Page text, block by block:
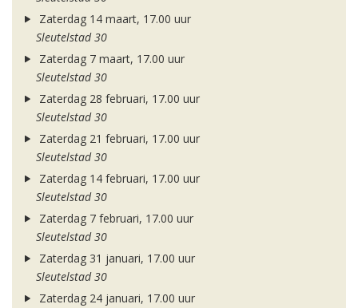
Zaterdag 14 maart, 17.00 uur
Sleutelstad 30
Zaterdag 7 maart, 17.00 uur
Sleutelstad 30
Zaterdag 28 februari, 17.00 uur
Sleutelstad 30
Zaterdag 21 februari, 17.00 uur
Sleutelstad 30
Zaterdag 14 februari, 17.00 uur
Sleutelstad 30
Zaterdag 7 februari, 17.00 uur
Sleutelstad 30
Zaterdag 31 januari, 17.00 uur
Sleutelstad 30
Zaterdag 24 januari, 17.00 uur